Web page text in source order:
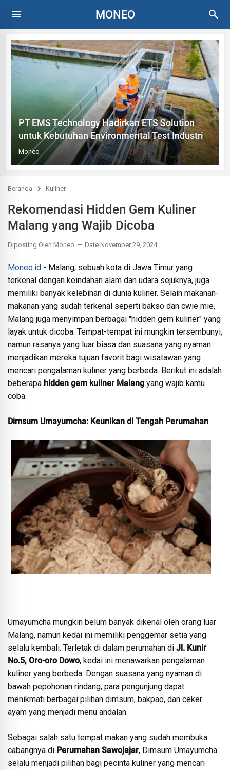
MONEO
PT EMS Technology Hadirkan ETS Solution
untuk Kebutuhan Environmental Test Industri
Moneo
Beranda Kuliner
Rekomendasi Hidden Gem Kuliner
Malang yang Wajib Dicoba
Diposting Oleh Moneo Date November 29, 2024
Moneo.id - Malang, sebuah kota di Jawa Timur yang
terkenal dengan keindahan alam dan udara sejuknya, juga
memiliki banyak kelebihan di dunia kuliner. Selain makanan-
makanan yang sudah terkenal seperti bakso dan cwie mie,
Malang juga menyimpan berbagai "hidden gem kuliner" yang
layak untuk dicoba. Tempat-tempat ini mungkin tersembunyi,
namun rasanya yang luar biasa dan suasana yang nyaman
menjadikan mereka tujuan favorit bagi wisatawan yang
mencari pengalaman kuliner yang berbeda. Berikut ini adalah
beberapa hidden gem kuliner Malang yang wajib kamu
coba.
Dimsum Umayumcha: Keunikan di Tengah Perumahan
Umayumcha mungkin belum banyak dikenal oleh orang luar
Malang, namun kedai ini memiliki penggemar setia yang
selalu kembali. Terletak di dalam perumahan di Jl. Kunir
No.5, Oro-oro Dowo, kedai ini menawarkan pengalaman
kuliner yang berbeda. Dengan suasana yang nyaman di
bawah pepohonan rindang, para pengunjung dapat
menikmati berbagai pilihan dimsum, bakpao, dan ceker
ayam yang menjadi menu andalan.
Sebagai salah satu tempat makan yang sudah membuka
cabangnya di Perumahan Sawojajar, Dimsum Umayumcha
selalu menjadi pilihan bagi pecinta kuliner yang mencari